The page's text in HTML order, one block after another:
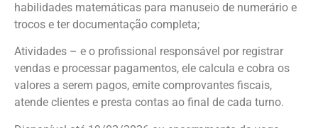
habilidades matemáticas para manuseio de numerário e
trocos e ter documentação completa;
Atividades – e o profissional responsável por registrar
vendas e processar pagamentos, ele calcula e cobra os
valores a serem pagos, emite comprovantes fiscais,
atende clientes e presta contas ao final de cada turno.